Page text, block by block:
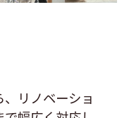
リノベーショ